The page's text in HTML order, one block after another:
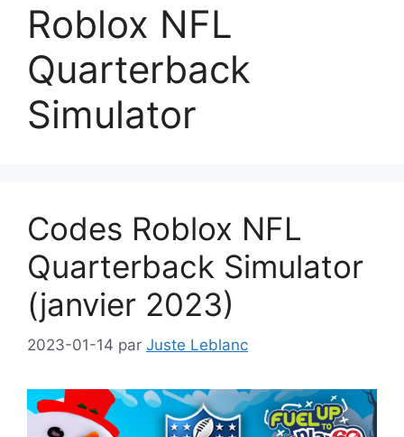
Roblox NFL
Quarterback
Simulator
Codes Roblox NFL
Quarterback Simulator
(janvier 2023)
2023-01-14 par Juste Leblanc